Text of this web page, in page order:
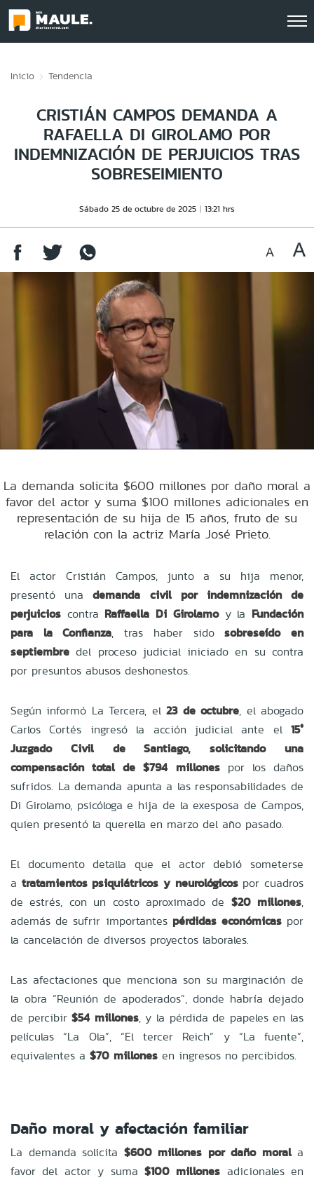
Inicio Tendencia
CRISTIÁN CAMPOS DEMANDA A
RAFAELLA DI GIROLAMO POR
INDEMNIZACIÓN DE PERJUICIOS TRAS
SOBRESEIMIENTO
Sábado 25 de octubre de 2025 13:21 hrs
La demanda solicita $600 millones por daño moral a
favor del actor y suma $100 millones adicionales en
representación de su hija de 15 años, fruto de su
relación con la actriz María José Prieto.
El actor Cristián Campos, junto a su hija menor,
presentó una
demanda civil por indemnización de
perjuicios contra Raffaella Di Girolamo y la Fundación
para la Confianza, tras haber sido
sobreseído en
septiembre del proceso judicial iniciado en su contra
por presuntos abusos deshonestos.
Según informó La Tercera, el 23 de octubre, el abogado
Carlos Cortés ingresó la acción judicial ante el 15°
Juzgado Civil de Santiago, solicitando una
compensación total de $794 millones por los daños
sufridos. La demanda apunta a las responsabilidades de
Di Girolamo, psicóloga e hija de la exesposa de Campos,
quien presentó la querella en marzo del año pasado.
El documento detalla que el actor debió someterse
a tratamientos psiquiátricos y neurológicos por cuadros
de estrés, con un costo aproximado de $20 millones,
además de sufrir importantes pérdidas económicas por
la cancelación de diversos proyectos laborales.
Las afectaciones que menciona son su marginación de
la obra “Reunión de apoderados”, donde habría dejado
de percibir $54 millones, y la pérdida de papeles en las
películas “La Ola”, “El tercer Reich” y “La fuente”,
equivalentes a $70 millones en ingresos no percibidos.
Daño moral y afectación familiar
La demanda solicita $600 millones por daño moral a
favor del actor y suma $100 millones adicionales en